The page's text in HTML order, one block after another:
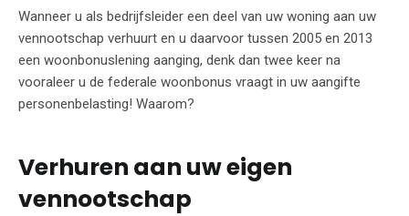
Wanneer u als bedrijfsleider een deel van uw woning aan uw
vennootschap verhuurt en u daarvoor tussen 2005 en 2013
een woonbonuslening aanging, denk dan twee keer na
vooraleer u de federale woonbonus vraagt in uw aangifte
personenbelasting! Waarom?
Verhuren aan uw eigen
vennootschap